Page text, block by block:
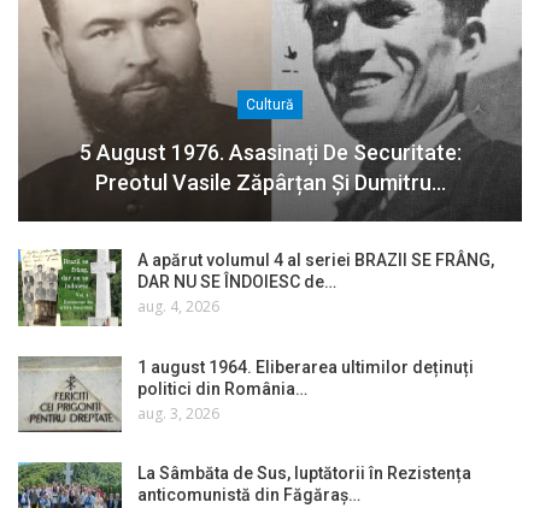
Cultură
5 August 1976. Asasinați De Securitate:
Preotul Vasile Zăpârțan Și Dumitru…
A apărut volumul 4 al seriei BRAZII SE FRÂNG,
DAR NU SE ÎNDOIESC de…
aug. 4, 2026
1 august 1964. Eliberarea ultimilor deținuți
politici din România…
aug. 3, 2026
La Sâmbăta de Sus, luptătorii în Rezistența
anticomunistă din Făgăraș…